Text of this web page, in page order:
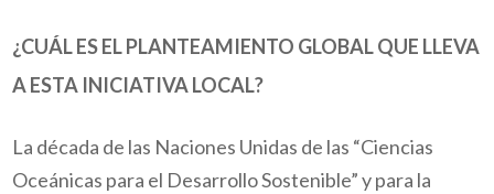
¿CUÁL ES EL PLANTEAMIENTO GLOBAL QUE LLEVA
A ESTA INICIATIVA LOCAL?
La década de las Naciones Unidas de las “Ciencias
Oceánicas para el Desarrollo Sostenible” y para la